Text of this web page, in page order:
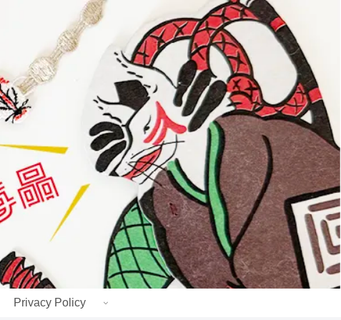
Privacy Policy